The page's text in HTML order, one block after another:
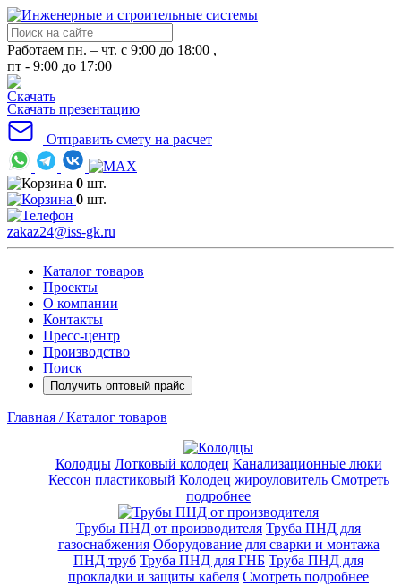
Работаем пн. – чт. с 9:00 до 18:00 ,
пт - 9:00 до 17:00
Скачать презентацию
Отправить смету на расчет
0 шт.
0 шт.
zakaz24@iss-gk.ru
Каталог товаров
Проекты
О компании
Контакты
Пресс-центр
Производство
Поиск
Получить оптовый прайс
Главная /Каталог товаров
Колодцы Лотковый колодец Канализационные люки
Кессон пластиковый Колодец жироуловитель Смотреть
подробнее
Трубы ПНД от производителя Труба ПНД для
газоснабжения Оборудование для сварки и монтажа
ПНД труб Труба ПНД для ГНБ Труба ПНД для
прокладки и защиты кабеля Смотреть подробнее